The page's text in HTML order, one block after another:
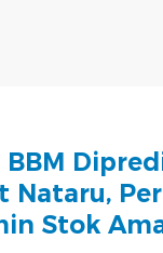
Nataru,
Stok